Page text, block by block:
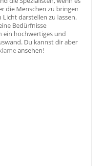
die Menschen zu bringen
darstellen zu lassen.
Bedürfnisse
ein hochwertiges und
Du kannst dir aber
ansehen!